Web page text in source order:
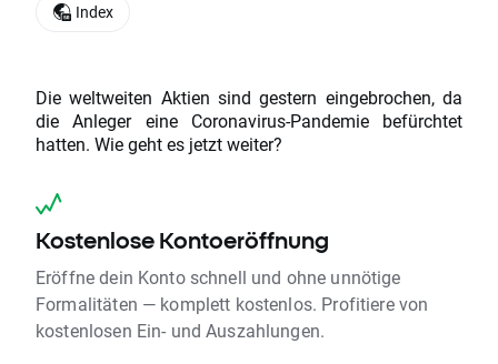
Die weltweiten Aktien sind gestern eingebrochen, da
die Anleger eine Coronavirus-Pandemie befürchtet
hatten. Wie geht es jetzt weiter?
Kostenlose Kontoeröffnung
Eröffne dein Konto schnell und ohne unnötige
Formalitäten — komplett kostenlos. Profitiere von
kostenlosen Ein- und Auszahlungen.
Index